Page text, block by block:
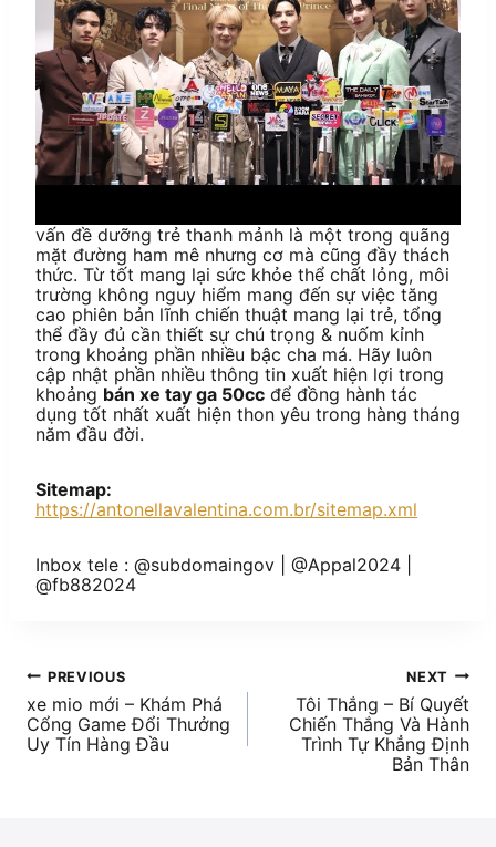
vấn đề dưỡng trẻ thanh mảnh là một trong quãng
mặt đường ham mê nhưng cơ mà cũng đầy thách
thức. Từ tốt mang lại sức khỏe thể chất lỏng, môi
trường không nguy hiểm mang đến sự việc tăng
cao phiên bản lĩnh chiến thuật mang lại trẻ, tổng
thể đầy đủ cần thiết sự chú trọng & nuốm kỉnh
trong khoảng phần nhiều bậc cha má. Hãy luôn
cập nhật phần nhiều thông tin xuất hiện lợi trong
khoảng bán xe tay ga 50cc để đồng hành tác
dụng tốt nhất xuất hiện thon yêu trong hàng tháng
năm đầu đời.
Sitemap:
https://antonellavalentina.com.br/sitemap.xml
Inbox tele : @subdomaingov | @Appal2024 |
@fb882024
PREVIOUS
xe mio mới – Khám Phá
Cổng Game Đổi Thưởng
Uy Tín Hàng Đầu
NEXT
Tôi Thắng – Bí Quyết
Chiến Thắng Và Hành
Trình Tự Khẳng Định
Bản Thân